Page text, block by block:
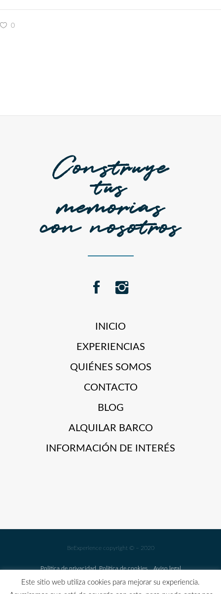
0
Construye
tus
memorias
con nosotros
INICIO
EXPERIENCIAS
QUIÉNES SOMOS
CONTACTO
BLOG
ALQUILAR BARCO
INFORMACIÓN DE INTERÉS
BeExperience copyright © – 2020
Politica de privacidad Politica de cookiesAviso legal
Este sitio web utiliza cookies para mejorar su experiencia.
GARANTIA COVID FREE Y CANCELACIÓN FLEXIBLE EN